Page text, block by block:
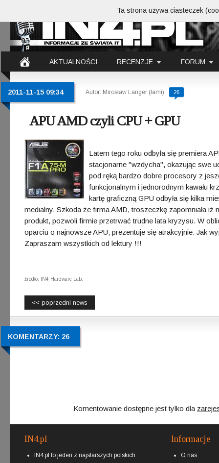
AKTUALNOŚCI RECENZJE FORUM
2011-11-15 09:34 Autor: Mirosław Langer (lami) 26
APU AMD czyli CPU + GPU
Latem tego roku odbyła się premiera
stacjonarne "wzdycha", okazując swe
pod ręką bardzo dobre procesory z
funkcjonalnym i jednorodnym kawału
kartę graficzną GPU odbyła się kilka
medialny. Szkoda że firma AMD, troszeczkę zapomniała
produkt, pozwoli firmie przetrwać trudne lata kryzysu. W
oparciu o najnowsze APU, prezentuje się atrakcyjnie. Jak
Zapraszam wszystkich od lektury !!!
źródło: IN4 Hardware Lab.
<< poprzedni news
KOMENTARZY: 26
Komentowanie dostępne jest tylko dla
IN4.pl
IN4.pl to jeden z najstarszych polskich
Informacje
O nas
Ta strona używa ciasteczek